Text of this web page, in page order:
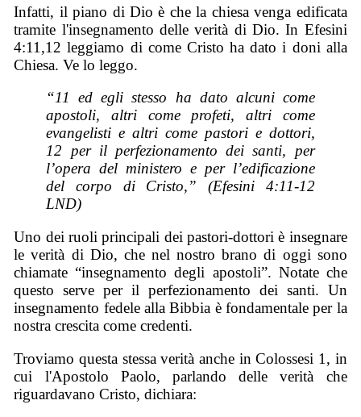
Infatti, il piano di Dio è che la chiesa venga edificata
tramite l'insegnamento delle verità di Dio. In Efesini
4:11,12 leggiamo di come Cristo ha dato i doni alla
Chiesa. Ve lo leggo.
“11 ed egli stesso ha dato alcuni come
apostoli, altri come profeti, altri come
evangelisti e altri come pastori e dottori,
12 per il perfezionamento dei santi, per
l’opera del ministero e per l’edificazione
del corpo di Cristo,” (Efesini 4:11-12
LND)
Uno dei ruoli principali dei pastori-dottori è insegnare
le verità di Dio, che nel nostro brano di oggi sono
chiamate “insegnamento degli apostoli”. Notate che
questo serve per il perfezionamento dei santi. Un
insegnamento fedele alla Bibbia è fondamentale per la
nostra crescita come credenti.
Troviamo questa stessa verità anche in Colossesi 1, in
cui l'Apostolo Paolo, parlando delle verità che
riguardavano Cristo, dichiara: